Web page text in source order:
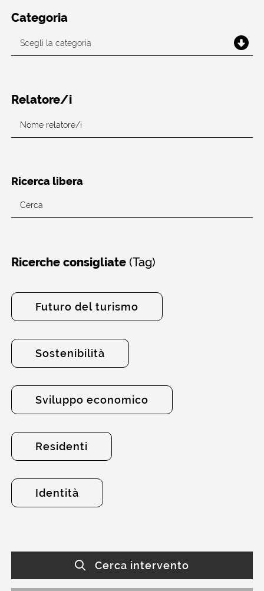
Categoria
Relatore/i
Ricerca libera
Ricerche consigliate(Tag)
Futuro del turismo
Sostenibilità
Sviluppo economico
Residenti
Identità
Cerca intervento